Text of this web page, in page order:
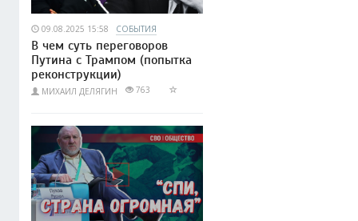
09.08.2025 15:58 СОБЫТИЯ
В чем суть переговоров
Путина с Трампом (попытка
реконструкции)
МИХАИЛ ДЕЛЯГИН 763